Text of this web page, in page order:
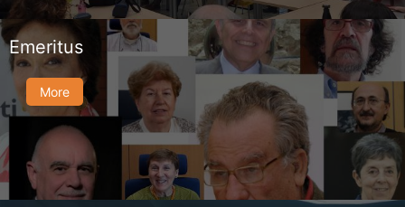
Emeritus
More